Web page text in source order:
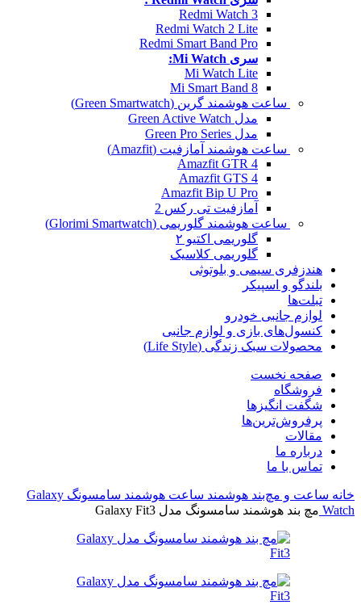
Redmi Watch 3
Redmi Watch 2 Lite
Redmi Smart Band Pro
سری Mi Watch:
Mi Watch Lite
Mi Smart Band 8
ساعت هوشمند گرین (Green Smartwatch)
مدل Green Active Watch
مدل Green Pro Series
ساعت هوشمند آمازفیت (Amazfit)
Amazfit GTR 4
Amazfit GTS 4
Amazfit Bip U Pro
آمازفیت تی رکس 2
ساعت هوشمند گلوریمی (Glorimi Smartwatch)
گلوریمی اکتیو ۲
گلوریمی کلاسیک
هندزفری سیمی و بلوتوثی
بلندگو و اسپیکر
تبلت‌ها
لوازم جانبی خودرو
کنسول‌های بازی و لوازم جانبی
محصولات سبک زندگی (Life Style)
صفحه نخست
فروشگاه
شگفت انگیزها
پرفروش‌ترین‌ها
مقالات
درباره ما
تماس با ما
خانه ساعت و مچ‌بند هوشمند
ساعت هوشمند سامسونگ Galaxy
Watch مچ بند هوشمند سامسونگ مدل Galaxy Fit3